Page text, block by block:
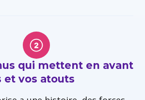
qui mettent en avant
et vos atouts